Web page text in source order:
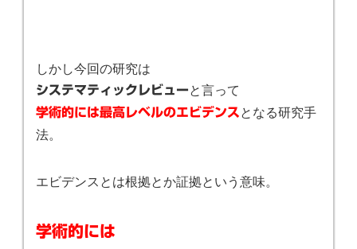
しかし今回の研究は
システマティックレビューと言って
学術的には最高レベルのエビデンスとなる研究手
法。
エビデンスとは根拠とか証拠という意味。
学術的には